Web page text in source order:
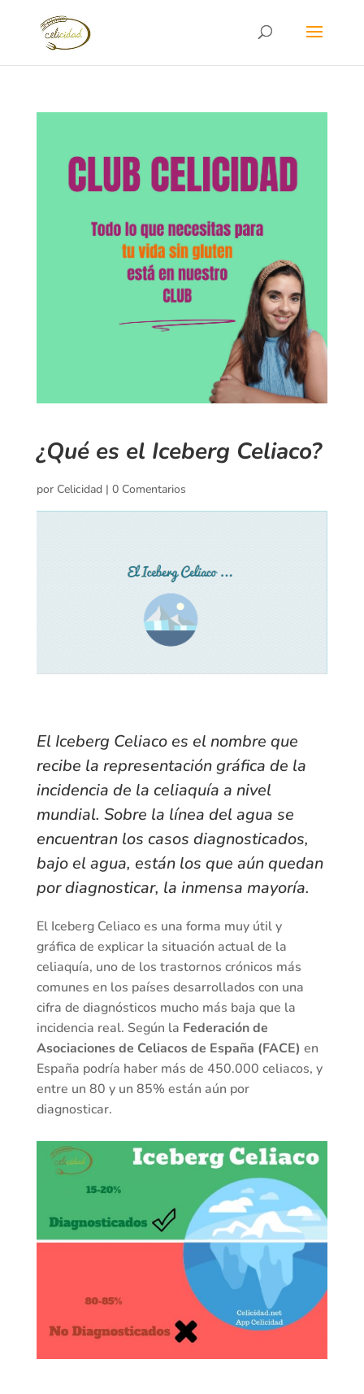
¿Qué es el Iceberg Celiaco?
por Celicidad| 0 Comentarios
El Iceberg Celiaco es el nombre que
recibe la representación gráfica de la
incidencia de la celiaquía a nivel
mundial. Sobre la línea del agua se
encuentran los casos diagnosticados,
bajo el agua, están los que aún quedan
por diagnosticar, la inmensa mayoría.
El Iceberg Celiaco es una forma muy útil y
gráfica de explicar la situación actual de la
celiaquía, uno de los trastornos crónicos más
comunes en los países desarrollados con una
cifra de diagnósticos mucho más baja que la
incidencia real. Según la Federación de
Asociaciones de Celiacos de España (FACE) en
España podría haber más de 450.000 celiacos, y
entre un 80 y un 85% están aún por
diagnosticar.